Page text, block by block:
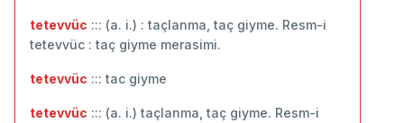
tetevvüc ::: (a. i.) : taçlanma, taç giyme. Resm-i
tetevvüc : taç giyme merasimi.
tetevvüc ::: tac giyme
tetevvüc ::: (a. i.) taçlanma, taç giyme. Resm-i